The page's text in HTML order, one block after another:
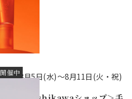
開催中8月5日(水)〜8月11日(火・祝)